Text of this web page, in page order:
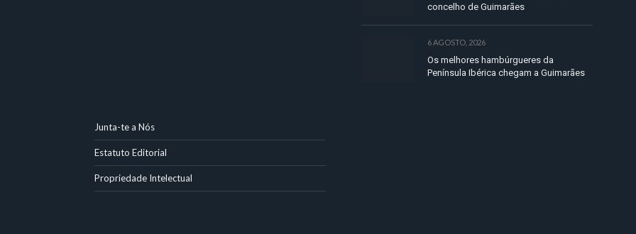
concelho de Guimarães
6 AGOSTO, 2026
Os melhores hambúrgueres da
Península Ibérica chegam a Guimarães
Junta-te a Nós
Estatuto Editorial
Propriedade Intelectual